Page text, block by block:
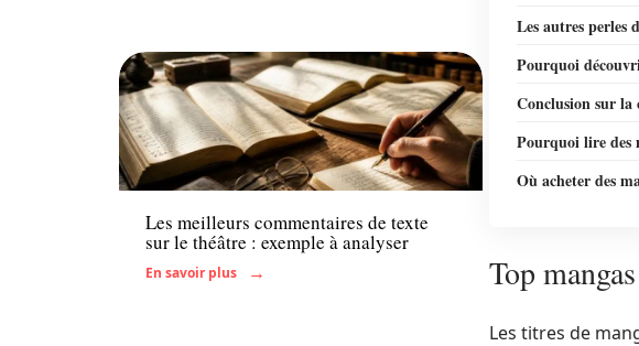
Actu
Les meilleurs commentaires de texte
sur le théâtre : exemple à analyser
En savoir plus
Les autres perles
Pourquoi
Conclusion sur
Pourquoi lire des
Où acheter des
Top
Les titres de